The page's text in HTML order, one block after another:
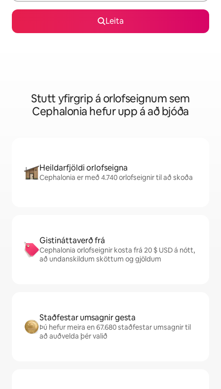
Leita
Stutt yfirgrip á orlofseignum sem
Cephalonia hefur upp á að bjóða
Heildarfjöldi orlofseigna
Cephalonia er með 4.740 orlofseignir til að skoða
Gistináttaverð frá
Cephalonia orlofseignir kosta frá 20 $ USD á nótt,
að undanskildum sköttum og gjöldum
Staðfestar umsagnir gesta
Þú hefur meira en 67.680 staðfestar umsagnir til
að auðvelda þér valið